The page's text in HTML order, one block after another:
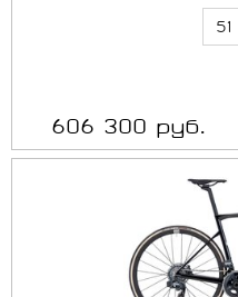
51
606 300 руб.